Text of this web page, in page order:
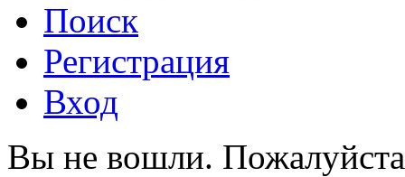
Поиск
Регистрация
Вход
Вы не вошли.